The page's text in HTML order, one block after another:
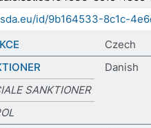
id/9b164533-8c1c-
Czech
Danish
SANKTIONER